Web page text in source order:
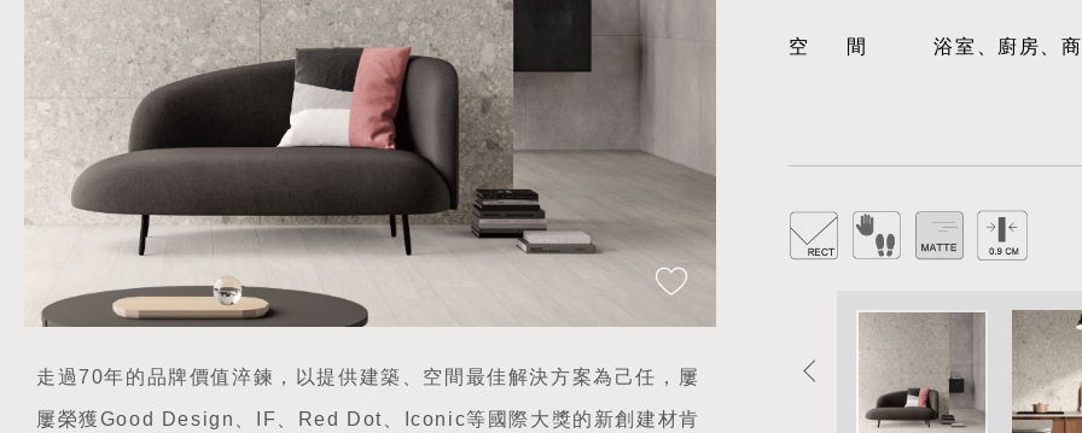
走過70年的品牌價值淬鍊，以提供建築、空間最佳解決方案為己任，屢
屢榮獲Good Design、IF、Red Dot、Iconic等國際大獎的新創建材肯
空間 浴室、廚房、